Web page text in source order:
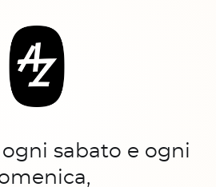
ogni sabato e ogni